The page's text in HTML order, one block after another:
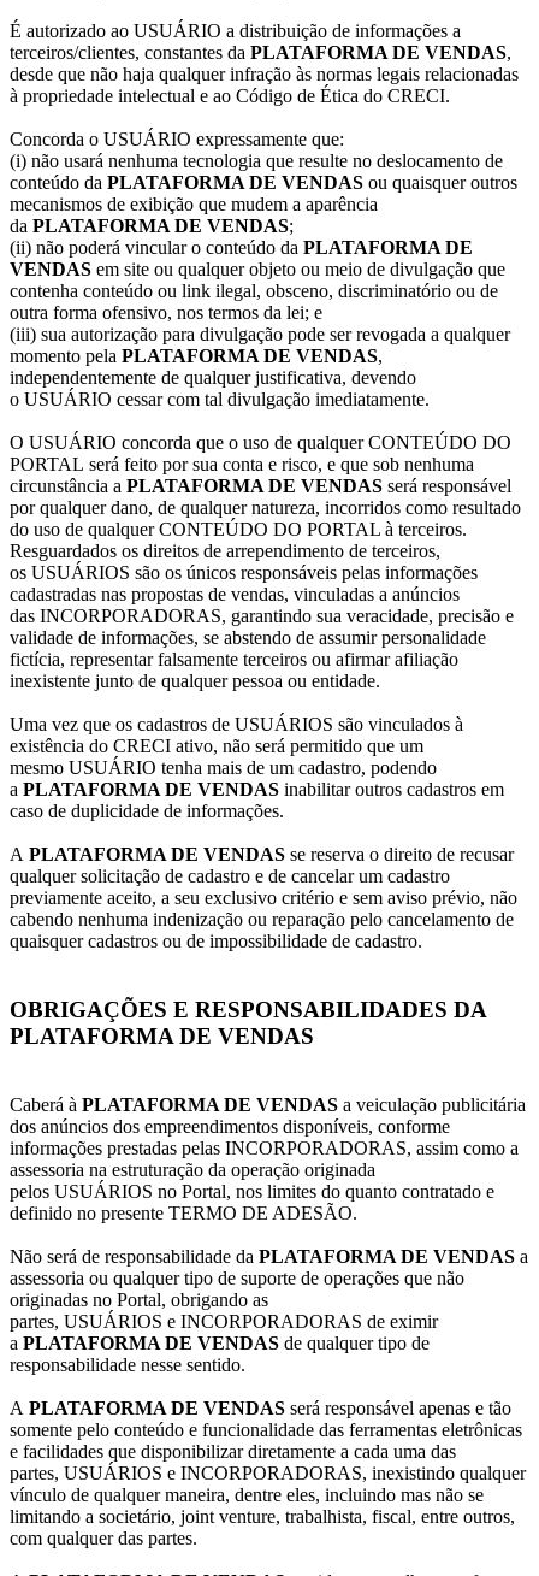
É autorizado ao USUÁRIO a distribuição de informações a
terceiros/clientes, constantes da PLATAFORMA DE VENDAS,
desde que não haja qualquer infração às normas legais relacionadas
à propriedade intelectual e ao Código de Ética do CRECI.
Concorda o USUÁRIO expressamente que:
(i) não usará nenhuma tecnologia que resulte no deslocamento de
conteúdo da PLATAFORMA DE VENDAS ou quaisquer outros
mecanismos de exibição que mudem a aparência
da PLATAFORMA DE VENDAS;
(ii) não poderá vincular o conteúdo da PLATAFORMA DE
VENDAS em site ou qualquer objeto ou meio de divulgação que
contenha conteúdo ou link ilegal, obsceno, discriminatório ou de
outra forma ofensivo, nos termos da lei; e
(iii) sua autorização para divulgação pode ser revogada a qualquer
momento pela PLATAFORMA DE VENDAS,
independentemente de qualquer justificativa, devendo
o USUÁRIO cessar com tal divulgação imediatamente.
O USUÁRIO concorda que o uso de qualquer CONTEÚDO DO
PORTAL será feito por sua conta e risco, e que sob nenhuma
circunstância a PLATAFORMA DE VENDAS será responsável
por qualquer dano, de qualquer natureza, incorridos como resultado
do uso de qualquer CONTEÚDO DO PORTAL à terceiros.
Resguardados os direitos de arrependimento de terceiros,
os USUÁRIOS são os únicos responsáveis pelas informações
cadastradas nas propostas de vendas, vinculadas a anúncios
das INCORPORADORAS, garantindo sua veracidade, precisão e
validade de informações, se abstendo de assumir personalidade
fictícia, representar falsamente terceiros ou afirmar afiliação
inexistente junto de qualquer pessoa ou entidade.
Uma vez que os cadastros de USUÁRIOS são vinculados à
existência do CRECI ativo, não será permitido que um
mesmo USUÁRIO tenha mais de um cadastro, podendo
a PLATAFORMA DE VENDAS inabilitar outros cadastros em
caso de duplicidade de informações.
A PLATAFORMA DE VENDAS se reserva o direito de recusar
qualquer solicitação de cadastro e de cancelar um cadastro
previamente aceito, a seu exclusivo critério e sem aviso prévio, não
cabendo nenhuma indenização ou reparação pelo cancelamento de
quaisquer cadastros ou de impossibilidade de cadastro.
OBRIGAÇÕES E RESPONSABILIDADES DA
PLATAFORMA DE VENDAS
Caberá à PLATAFORMA DE VENDAS a veiculação publicitária
dos anúncios dos empreendimentos disponíveis, conforme
informações prestadas pelas INCORPORADORAS, assim como a
assessoria na estruturação da operação originada
pelos USUÁRIOS no Portal, nos limites do quanto contratado e
definido no presente TERMO DE ADESÃO.
Não será de responsabilidade da PLATAFORMA DE VENDAS a
assessoria ou qualquer tipo de suporte de operações que não
originadas no Portal, obrigando as
partes, USUÁRIOS e INCORPORADORAS de eximir
a PLATAFORMA DE VENDAS de qualquer tipo de
responsabilidade nesse sentido.
A PLATAFORMA DE VENDAS será responsável apenas e tão
somente pelo conteúdo e funcionalidade das ferramentas eletrônicas
e facilidades que disponibilizar diretamente a cada uma das
partes, USUÁRIOS e INCORPORADORAS, inexistindo qualquer
vínculo de qualquer maneira, dentre eles, incluindo mas não se
limitando a societário, joint venture, trabalhista, fiscal, entre outros,
com qualquer das partes.